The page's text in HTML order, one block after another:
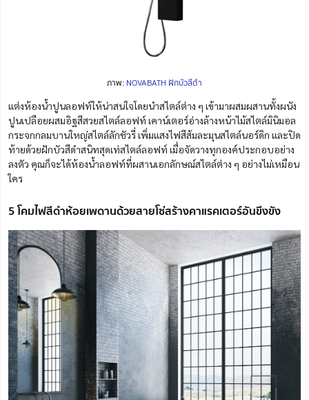
ภาพ: NOVABATH ฝักบัวสีดำ
แต่งห้องน้ำปูนลอฟท์ให้น่าสนใจโดยนำสไตล์ต่าง ๆ เข้ามาผสมผสานทั้งผนัง
ปูนเปลือยผสมอิฐสีสวยสไตล์ลอฟท์ เคาน์เตอร​์อ่างล้างหน้าไม้สไตล์มินิมอล
กระจกกลมบานใหญ่สไตล์ลักชัวรี่ เพิ่มแสงไฟสีส้มละมุนสไตล์นอร์ดิก และปิด
ท้ายด้วยฝักบัวสีดำสนิทสุดเท่สไตล์ลอฟท์ เมื่อจัดวางทุกองค์ประกอบอย่าง
ลงตัว คุณก็จะได้ห้องน้ำลอฟท์ที่ผสานเอกลักษณ์สไตล์ต่าง ๆ อย่างไม่เหมือน
ใคร
5 โคมไฟสีดำห้อยเพดานด้วยสายโซ่สร้างคาแรคเตอร์อันขึงขัง